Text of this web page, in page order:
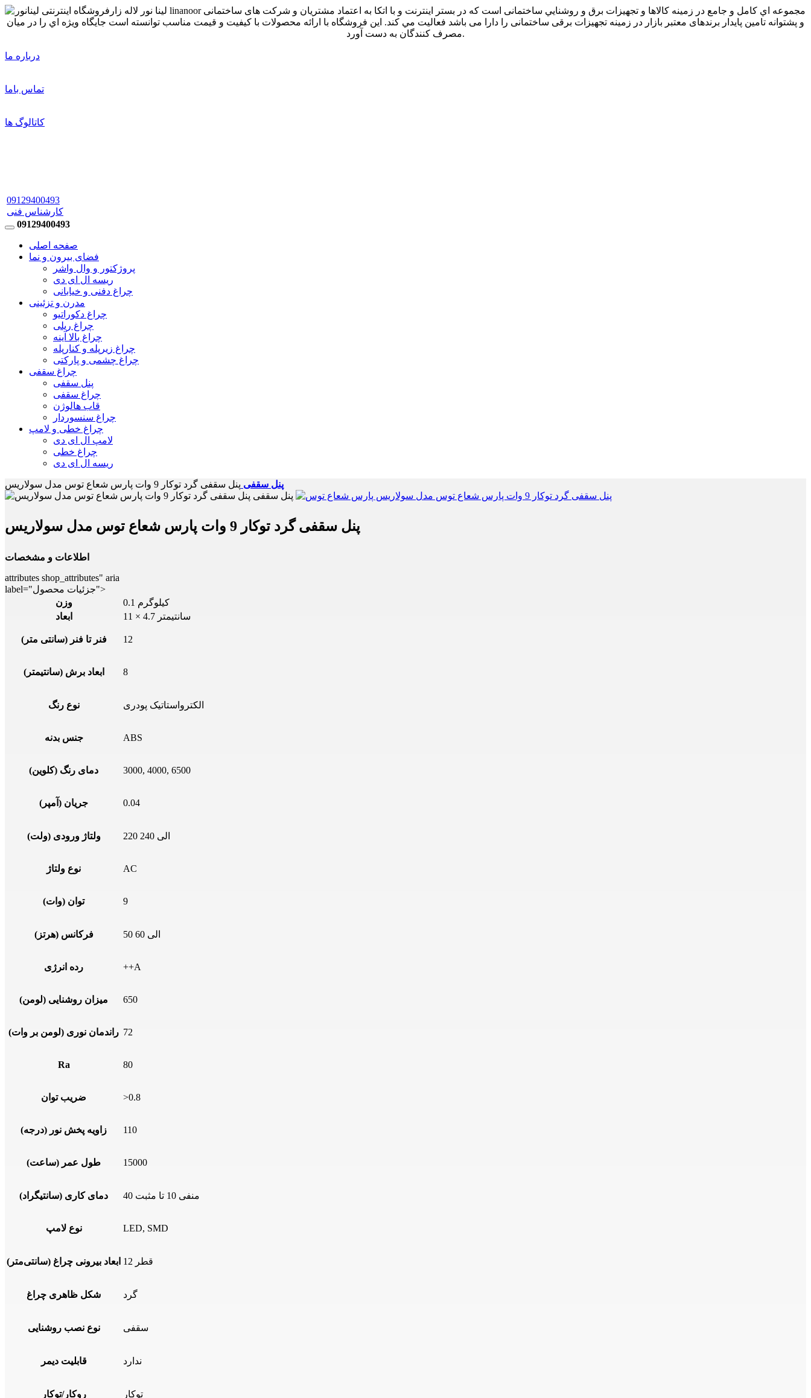
درباره ما
تماس باما
کاتالوگ ها
09129400493
کارشناس فنی
09129400493
صفحه اصلی
فضای بیرون و نما
پروژکتور و وال واشر
ریسه ال ای دی
چراغ دفنی و خیابانی
مدرن و تزئینی
چراغ دکوراتیو
چراغ ریلی
چراغ بالا آینه
چراغ زیرپله و کنارپله
چراغ چشمی و پارکتی
چراغ سقفی
پنل سقفی
چراغ سقفی
قاب هالوژن
چراغ سنسوردار
چراغ خطی و لامپ
لامپ ال ای دی
چراغ خطی
ریسه ال ای دی
پنل سقفی پنل سقفی گرد توکار 9 وات پارس شعاع توس مدل سولاریس
پنل سقفی گرد توکار 9 وات پارس شعاع توس مدل سولاریس
اطلاعات و مشخصات
attributes shop_attributes" aria
label="جزئیات محصول">
وزن
0.1 کیلوگرم
ابعاد
11 × 4.7 سانتیمتر
فنر تا فنر (سانتی متر) 12
ابعاد برش (سانتیمتر) 8
نوع رنگ الکترواستاتیک پودری
جنس بدنه ABS
دمای رنگ (کلوین) 3000, 4000, 6500
جریان (آمپر) 0.04
ولتاژ ورودی (ولت) 220 الی 240
نوع ولتاژ AC
توان (وات) 9
فرکانس (هرتز) 50 الی 60
رده انرژی ++A
میزان روشنایی (لومن) 650
راندمان نوری (لومن بر وات) 72
Ra 80
ضریب توان >0.8
زاویه پخش نور (درجه) 110
طول عمر (ساعت) 15000
دمای کاری (سانتیگراد) منفی 10 تا مثبت 40
نوع لامپ LED, SMD
ابعاد بیرونی چراغ (سانتی‌متر) قطر 12
شکل ظاهری چراغ گرد
نوع نصب روشنایی سقفی
قابلیت دیمر ندارد
روکار/توکار توکار